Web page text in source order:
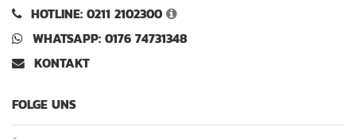
HOTLINE: 0211 2102300
WHATSAPP: 0176 74731348
KONTAKT
FOLGE UNS